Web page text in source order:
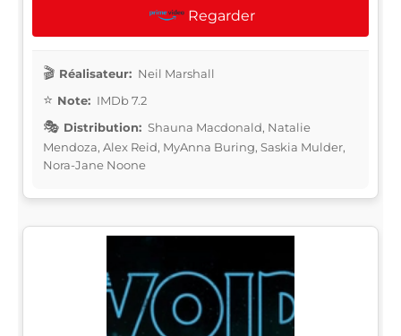
Regarder
Réalisateur: Neil Marshall
Note: IMDb 7.2
Distribution: Shauna Macdonald, Natalie
Mendoza, Alex Reid, MyAnna Buring, Saskia Mulder,
Nora-Jane Noone